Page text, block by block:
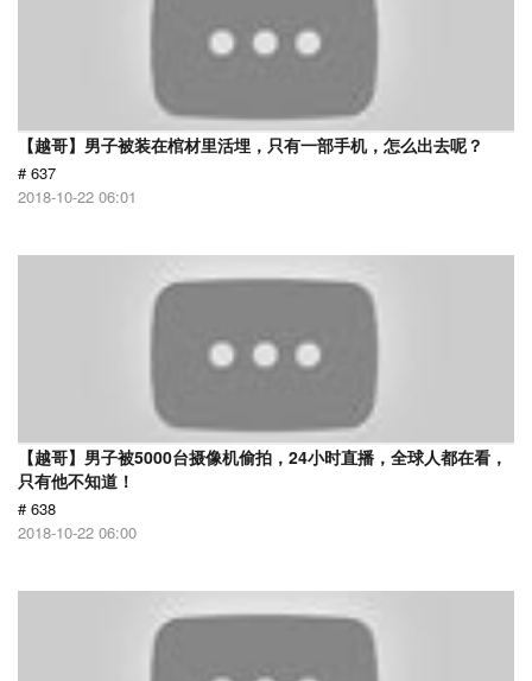
【越哥】男子被装在棺材里活埋，只有一部手机，怎么出去呢？
# 637
2018-10-22 06:01
【越哥】男子被5000台摄像机偷拍，24小时直播，全球人都在看，
只有他不知道！
# 638
2018-10-22 06:00